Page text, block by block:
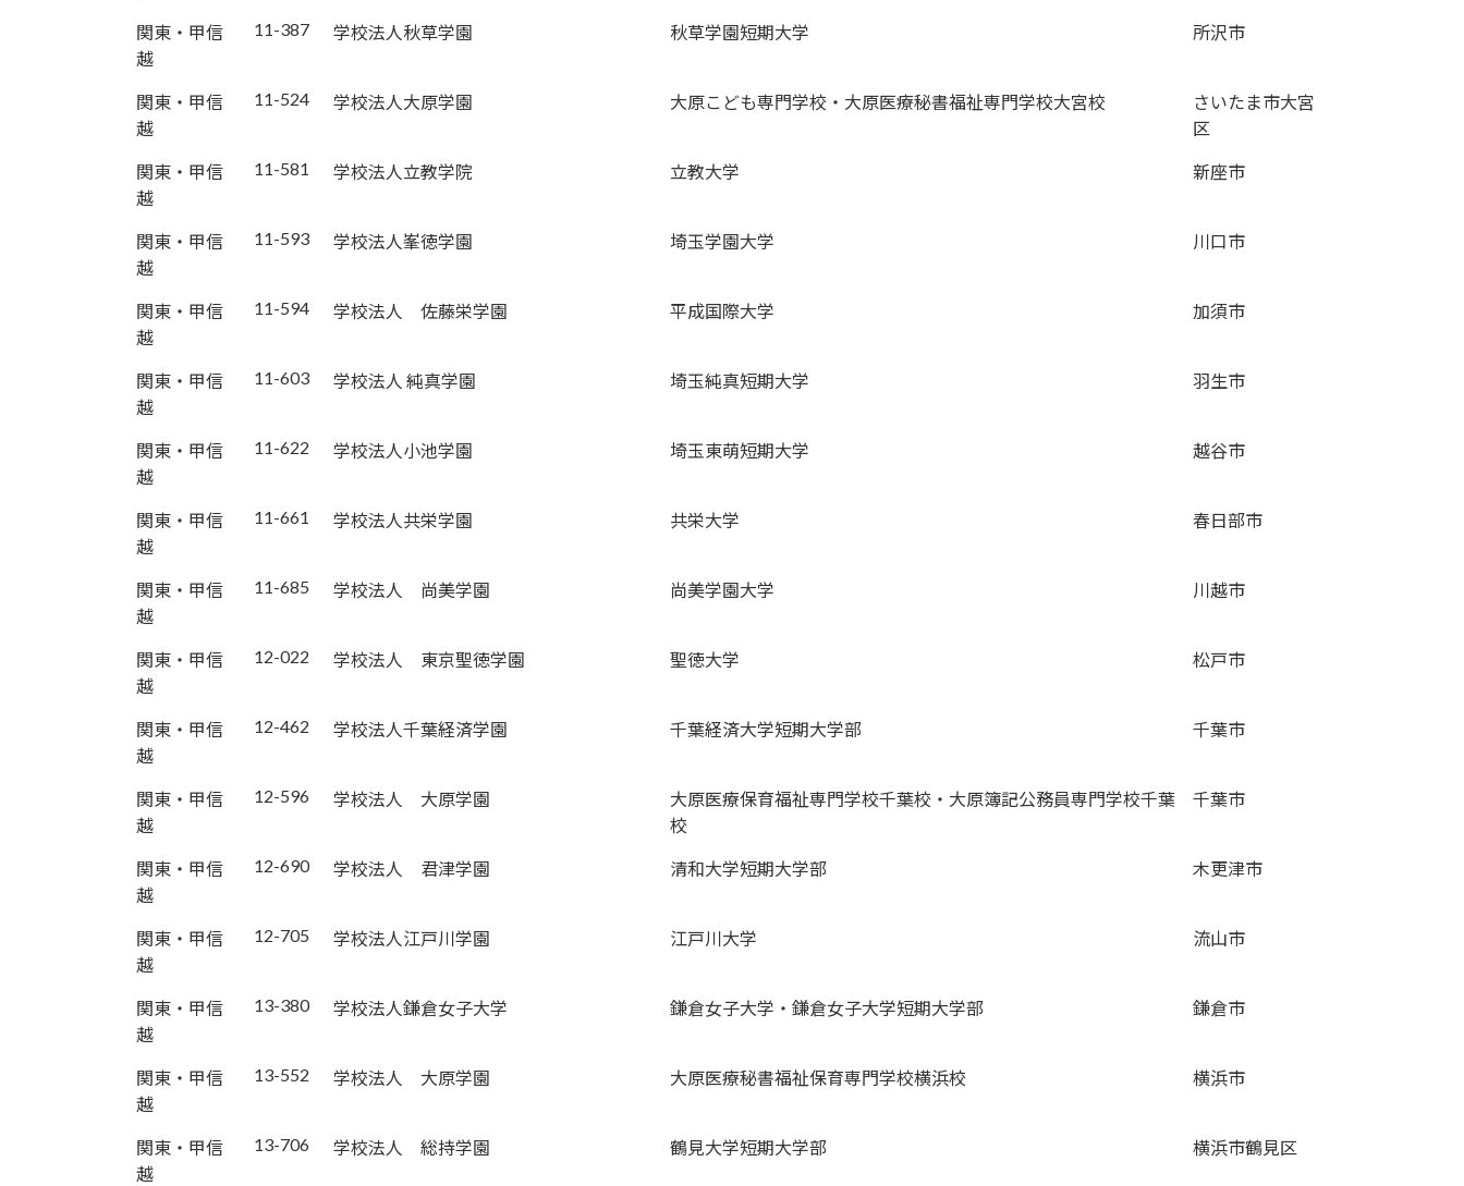
関東・甲信
越
11-387 学校法人秋草学園 秋草学園短期大学 所沢市
関東・甲信
越
11-524 学校法人大原学園 大原こども専門学校・大原医療秘書福祉専門学校大宮校
さいたま市大宮
区
関東・甲信
越
11-581 学校法人立教学院 立教大学 新座市
関東・甲信
越
11-593 学校法人峯徳学園 埼玉学園大学 川口市
関東・甲信
越
11-594 学校法人 佐藤栄学園 平成国際大学 加須市
関東・甲信
越
11-603 学校法人 純真学園 埼玉純真短期大学 羽生市
関東・甲信
越
11-622 学校法人小池学園 埼玉東萌短期大学 越谷市
関東・甲信
越
11-661 学校法人共栄学園 共栄大学 春日部市
関東・甲信
越
11-685 学校法人 尚美学園 尚美学園大学 川越市
関東・甲信
越
12-022 学校法人 東京聖徳学園 聖徳大学 松戸市
関東・甲信
越
12-462 学校法人千葉経済学園 千葉経済大学短期大学部 千葉市
関東・甲信
越
12-596 学校法人 大原学園
大原医療保育福祉専門学校千葉校・大原簿記公務員専門学校千葉
校
千葉市
関東・甲信
越
12-690 学校法人 君津学園 清和大学短期大学部 木更津市
関東・甲信
越
12-705 学校法人江戸川学園 江戸川大学 流山市
関東・甲信
越
13-380 学校法人鎌倉女子大学 鎌倉女子大学・鎌倉女子大学短期大学部 鎌倉市
関東・甲信
越
13-552 学校法人 大原学園 大原医療秘書福祉保育専門学校横浜校 横浜市
関東・甲信
越
13-706 学校法人 総持学園 鶴見大学短期大学部 横浜市鶴見区